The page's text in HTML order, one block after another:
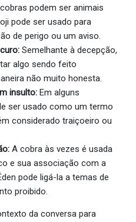
podem ser animais
pode ser usado para
de perigo ou um aviso.
Semelhante à decepção,
algo sendo feito
não muito honesta.
insulto: Em alguns
ser usado como um termo
considerado traiçoeiro ou
A cobra às vezes é usada
e sua associação com a
pode ligá-la a temas de
proibido.
da conversa para